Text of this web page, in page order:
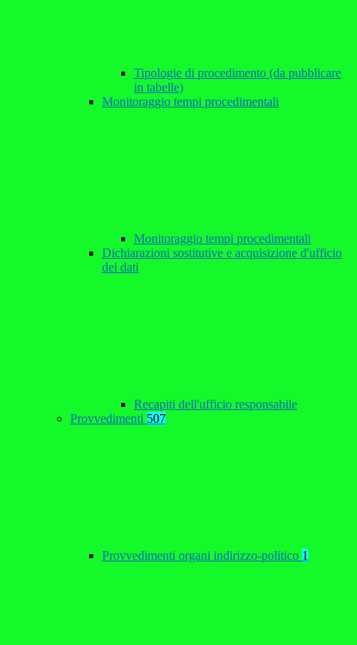
Tipologie di procedimento (da pubblicare
in tabelle)
Monitoraggio tempi procedimentali
Monitoraggio tempi procedimentali
Dichiarazioni sostitutive e acquisizione d'ufficio
dei dati
Recapiti dell'ufficio responsabile
Provvedimenti 507
Provvedimenti organi indirizzo-politico 1